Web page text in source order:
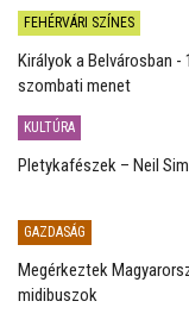
FEHÉRVÁRI SZÍNES
Királyok a Belvárosban
szombati menet
KULTÚRA
Pletykafészek – Neil
GAZDASÁG
Megérkeztek
midibuszok